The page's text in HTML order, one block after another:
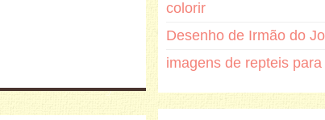
colorir
Desenho de Irmão do
imagens de repteis